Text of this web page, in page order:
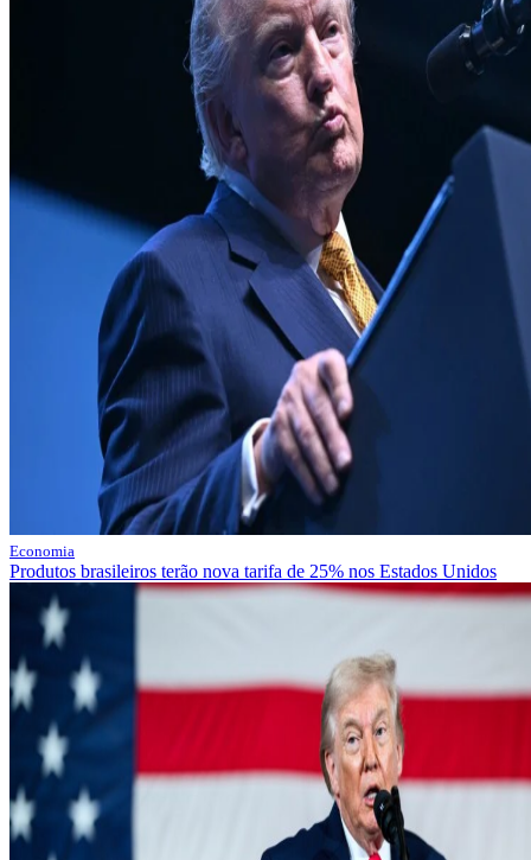
Economia
Produtos brasileiros terão nova tarifa de 25% nos Estados Unidos